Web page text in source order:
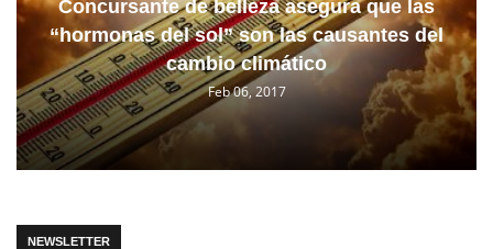
Concursante de belleza asegura que las
“hormonas del sol” son las causantes del
cambio climático
Feb 06, 2017
NEWSLETTER